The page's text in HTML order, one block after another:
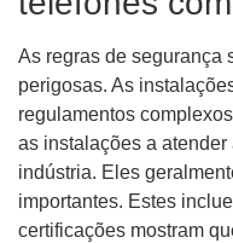
As regras de segurança
perigosas. As
regulamentos
as instalações a
indústria. Eles
importantes. Estes
certificações mostram